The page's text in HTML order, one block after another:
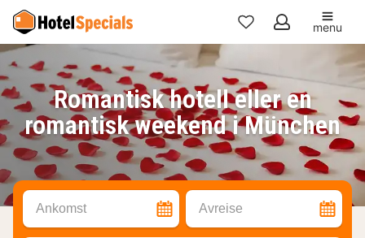
Mine
favoritter
menu
Romantisk hotell eller en
romantisk weekend i München
Ankomst Avreise